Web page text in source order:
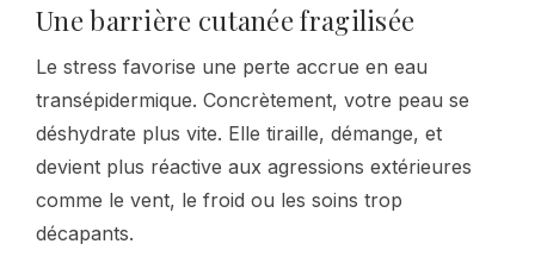
Une barrière cutanée fragilisée
Le stress favorise une perte accrue en eau
transépidermique. Concrètement, votre peau se
déshydrate plus vite. Elle tiraille, démange, et
devient plus réactive aux agressions extérieures
comme le vent, le froid ou les soins trop
décapants.